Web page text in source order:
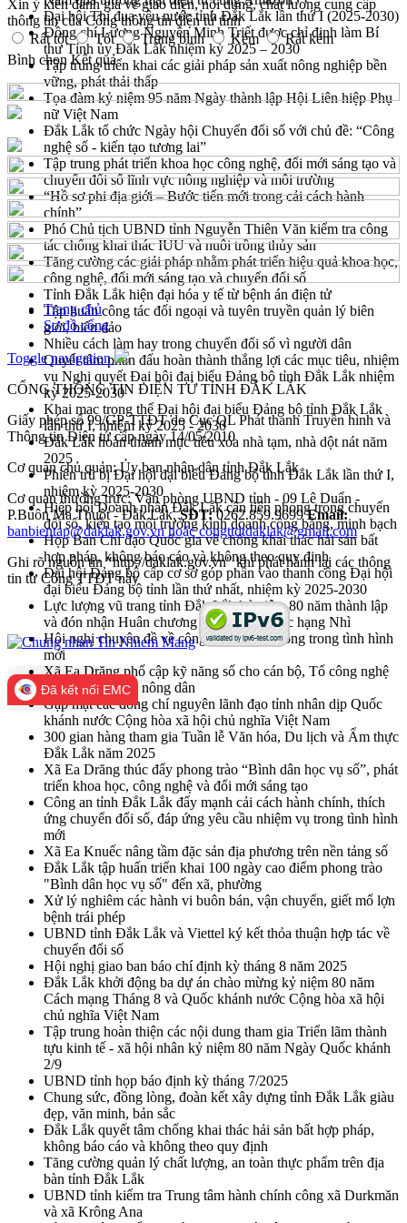
Đại hội Thi đua yêu nước tỉnh Đắk Lắk lần thứ I (2025-2030)
Đồng chí Lương Nguyễn Minh Triết được chỉ định làm Bí
thư Tỉnh ủy Đắk Lắk nhiệm kỳ 2025 – 2030
Tập trung triển khai các giải pháp sản xuất nông nghiệp bền
vững, phát thải thấp
Tọa đàm kỷ niệm 95 năm Ngày thành lập Hội Liên hiệp Phụ
nữ Việt Nam
Đắk Lắk tổ chức Ngày hội Chuyển đổi số với chủ đề: “Công
nghệ số - kiến tạo tương lai”
Tập trung phát triển khoa học công nghệ, đổi mới sáng tạo và
chuyển đổi số lĩnh vực nông nghiệp và môi trường
“Hồ sơ phi địa giới – Bước tiến mới trong cải cách hành
chính”
Phó Chủ tịch UBND tỉnh Nguyễn Thiên Văn kiểm tra công
tác chống khai thác IUU và nuôi trồng thủy sản
Tăng cường các giải pháp nhằm phát triển hiệu quả khoa học,
công nghệ, đổi mới sáng tạo và chuyển đổi số
Tỉnh Đắk Lắk hiện đại hóa y tế từ bệnh án điện tử
Tập huấn công tác đối ngoại và tuyên truyền quản lý biên
giới, biển đảo
Nhiều cách làm hay trong chuyển đổi số vì người dân
Quyết tâm phấn đấu hoàn thành thắng lợi các mục tiêu, nhiệm
vụ Nghị quyết Đại hội đại biểu Đảng bộ tỉnh Đắk Lắk nhiệm
kỳ 2025-2030
Khai mạc trọng thể Đại hội đại biểu Đảng bộ tỉnh Đắk Lắk
lần thứ I, nhiệm kỳ 2025 - 2030
Đắk Lắk hoàn thành mục tiêu xóa nhà tạm, nhà dột nát năm
2025
Phiên trù bị Đại hội đại biểu Đảng bộ tỉnh Đắk Lắk lần thứ I,
nhiệm kỳ 2025-2030
Hiệp hội Doanh nhân Đắk Lắk cần tiên phong trong chuyển
đổi số, kiến tạo môi trường kinh doanh công bằng, minh bạch
Họp Ban Chỉ đạo Quốc gia về chống khai thác hải sản bất
hợp pháp, không báo cáo và không theo quy định
Đại hội Đảng bộ cấp cơ sở góp phần vào thanh công Đại hội
đại biểu Đảng bộ tỉnh lần thứ nhất, nhiệm kỳ 2025-2030
Lực lượng vũ trang tỉnh Đắk Lắk kỷ niệm 80 năm thành lập
và đón nhận Huân chương Bảo vệ Tổ quốc hạng Nhì
Hội nghị chuyên đề về công tác khuyến nông trong tình hình
mới
Xã Ea Drăng phổ cập kỹ năng số cho cán bộ, Tổ công nghệ
số cộng đồng và nông dân
Gặp mặt các đồng chí nguyên lãnh đạo tỉnh nhân dịp Quốc
khánh nước Cộng hòa xã hội chủ nghĩa Việt Nam
300 gian hàng tham gia Tuần lễ Văn hóa, Du lịch và Ẩm thực
Đắk Lắk năm 2025
Xã Ea Drăng thúc đẩy phong trào “Bình dân học vụ số”, phát
triển khoa học, công nghệ và đổi mới sáng tạo
Công an tỉnh Đắk Lắk đẩy mạnh cải cách hành chính, thích
ứng chuyển đổi số, đáp ứng yêu cầu nhiệm vụ trong tình hình
mới
Xã Ea Knuếc nâng tầm đặc sản địa phương trên nền tảng số
Đắk Lắk tập huấn triển khai 100 ngày cao điểm phong trào
"Bình dân học vụ số" đến xã, phường
Xử lý nghiêm các hành vi buôn bán, vận chuyển, giết mổ lợn
bệnh trái phép
UBND tỉnh Đắk Lắk và Viettel ký kết thỏa thuận hợp tác về
chuyển đổi số
Hội nghị giao ban báo chí định kỳ tháng 8 năm 2025
Đắk Lắk khởi động ba dự án chào mừng kỷ niệm 80 năm
Cách mạng Tháng 8 và Quốc khánh nước Cộng hòa xã hội
chủ nghĩa Việt Nam
Tập trung hoàn thiện các nội dung tham gia Triển lãm thành
tựu kinh tế - xã hội nhân kỷ niệm 80 năm Ngày Quốc khánh
2/9
UBND tỉnh họp báo định kỳ tháng 7/2025
Chung sức, đồng lòng, đoàn kết xây dựng tỉnh Đắk Lắk giàu
đẹp, văn minh, bản sắc
Đắk Lắk quyết tâm chống khai thác hải sản bất hợp pháp,
không báo cáo và không theo quy định
Tăng cường quản lý chất lượng, an toàn thực phẩm trên địa
bàn tỉnh Đắk Lắk
UBND tỉnh kiểm tra Trung tâm hành chính công xã Durkmăn
và xã Krông Ana
Xin ý kiến đánh giá về giao diện, nội dung, chất lượng cung cấp
thông tin của Cổng thông tin điện tử tỉnh
Rất tốt
Tốt Trung bình Kém
Rất kém
Bình chọnKết quả
Trang chủ
Sơ đồ cổng
Toggle navigation
CỔNG THÔNG TIN ĐIỆN TỬ TỈNH ĐẮK LẮK
Giấy phép số 99/GP-TTĐT do Cục QL Phát thanh Truyền hình và
Thông tin Điện tử cấp ngày 14/05/2010
Cơ quan chủ quản: Ủy ban nhân dân tỉnh Đắk Lắk
Cơ quan thường trực: Văn phòng UBND tỉnh - 09 Lê Duẩn -
P.Buôn Ma Thuột - Đắk Lắk.SĐT:0262.859.9699Email:
banbientap@daklak.gov.vn hoặc congttdtdaklak@gmail.com
Ghi rõ nguồn tin "http://daklak.gov.vn" khi phát hành lại các thông
tin từ Cổng TTĐT này
Đã kết nối EMC